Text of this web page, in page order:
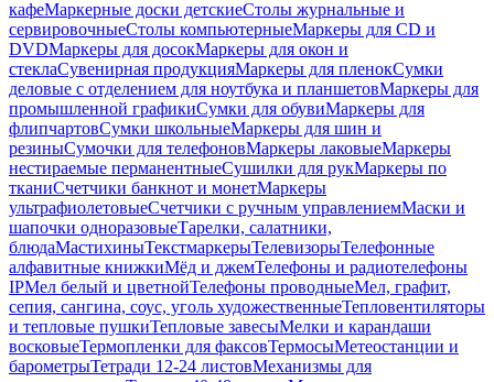
кафеМаркерные доски детскиеСтолы журнальные и
сервировочныеСтолы компьютерныеМаркеры для CD и
DVDМаркеры для досокМаркеры для окон и
стеклаСувенирная продукцияМаркеры для пленокСумки
деловые с отделением для ноутбука и планшетовМаркеры для
промышленной графикиСумки для обувиМаркеры для
флипчартовСумки школьныеМаркеры для шин и
резиныСумочки для телефоновМаркеры лаковыеМаркеры
нестираемые перманентныеСушилки для рукМаркеры по
тканиСчетчики банкнот и монетМаркеры
ультрафиолетовыеСчетчики с ручным управлениемМаски и
шапочки одноразовыеТарелки, салатники,
блюдаМастихиныТекстмаркерыТелевизорыТелефонные
алфавитные книжкиМёд и джемТелефоны и радиотелефоны
IPМел белый и цветнойТелефоны проводныеМел, графит,
сепия, сангина, соус, уголь художественныеТепловентиляторы
и тепловые пушкиТепловые завесыМелки и карандаши
восковыеТермопленки для факсовТермосыМетеостанции и
барометрыТетради 12-24 листовМеханизмы для